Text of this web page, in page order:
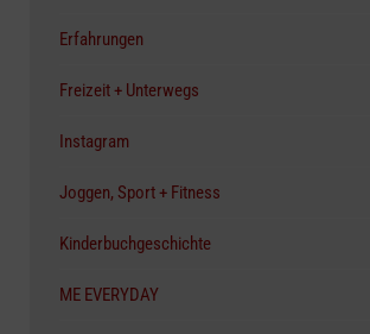
Erfahrungen
Freizeit + Unterwegs
Instagram
Joggen, Sport + Fitness
Kinderbuchgeschichte
ME EVERYDAY